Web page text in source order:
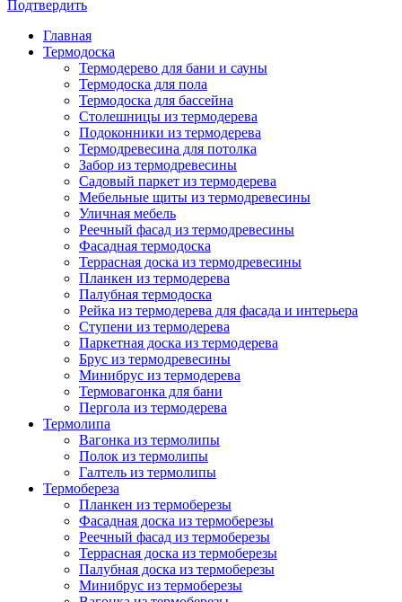
Подтвердить
Главная
Термодоска
Термодерево для бани и сауны
Термодоска для пола
Термодоска для бассейна
Столешницы из термодерева
Подоконники из термодерева
Термодревесина для потолка
Забор из термодревесины
Садовый паркет из термодерева
Мебельные щиты из термодревесины
Уличная мебель
Реечный фасад из термодревесины
Фасадная термодоска
Террасная доска из термодревесины
Планкен из термодерева
Палубная термодоска
Рейка из термодерева для фасада и интерьера
Ступени из термодерева
Паркетная доска из термодерева
Брус из термодревесины
Минибрус из термодерева
Термовагонка для бани
Пергола из термодерева
Термолипа
Вагонка из термолипы
Полок из термолипы
Галтель из термолипы
Термобереза
Планкен из термоберезы
Фасадная доска из термоберезы
Реечный фасад из термоберезы
Террасная доска из термоберезы
Палубная доска из термоберезы
Минибрус из термоберезы